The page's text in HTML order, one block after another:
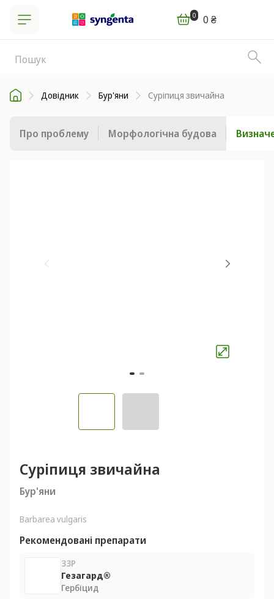
0 0 ₴
Довідник Бур'яни Суріпиця звичайна
Про проблему Морфологічна будова
Суріпиця звичайна
Бур'яни
Barbarea vulgaris
Рекомендовані препарати
ЗЗР
Гезагард®
Гербіцид